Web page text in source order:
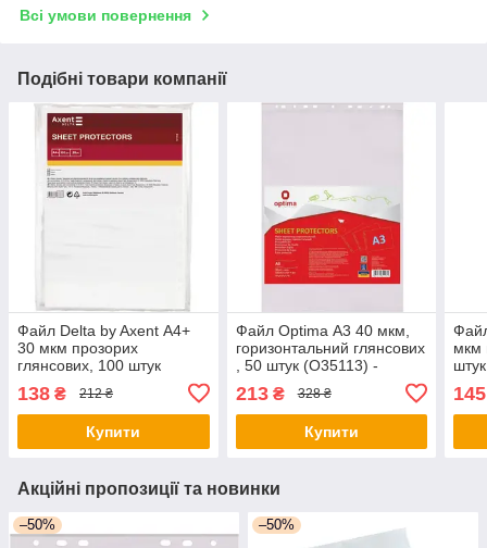
Всі умови повернення
Подібні товари компанії
Файл Delta by Axent А4+
30 мкм прозорих
глянсових, 100 штук
138 ₴ 212 ₴
Купити
Файл Optima А3 40 мкм,
горизонтальний глянсових
, 50 штук (O35113) -
213₴ 328 ₴
Купити
мкм
145
Акційні пропозиції та новинки
–50% –50%